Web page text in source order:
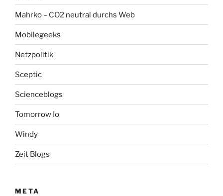
Mahrko – CO2 neutral durchs Web
Mobilegeeks
Netzpolitik
Sceptic
Scienceblogs
Tomorrow Io
Windy
Zeit Blogs
META